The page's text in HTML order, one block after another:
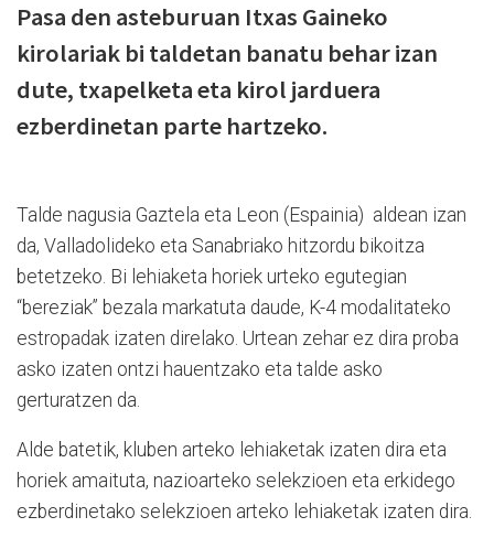
Pasa den asteburuan Itxas Gaineko
kirolariak bi taldetan banatu behar izan
dute, txapelketa eta kirol jarduera
ezberdinetan parte hartzeko.
Talde nagusia Gaztela eta Leon (Espainia) aldean izan
da, Valladolideko eta Sanabriako hitzordu bikoitza
betetzeko. Bi lehiaketa horiek urteko egutegian
“bereziak” bezala markatuta daude, K-4 modalitateko
estropadak izaten direlako. Urtean zehar ez dira proba
asko izaten ontzi hauentzako eta talde asko
gerturatzen da.
Alde batetik, kluben arteko lehiaketak izaten dira eta
horiek amaituta, nazioarteko selekzioen eta erkidego
ezberdinetako selekzioen arteko lehiaketak izaten dira.